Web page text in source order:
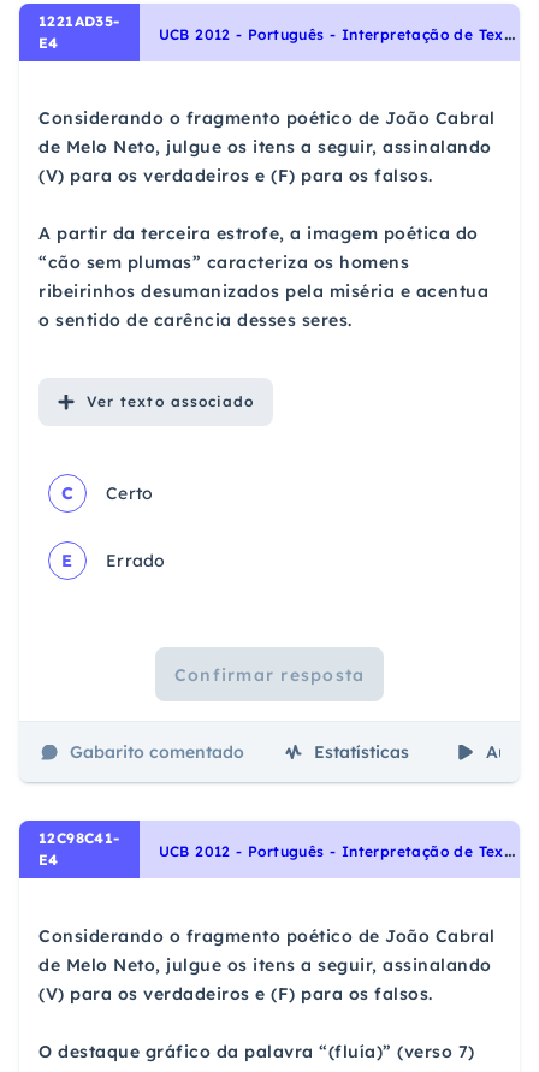
1221AD35-
E4
U
CB 2012 - Português - Interpretação de Textos
Considerando o fragmento poético de João Cabral
de Melo Neto, julgue os itens a seguir, assinalando
(V) para os verdadeiros e (F) para os falsos.
A partir da terceira estrofe, a imagem poética do
“cão sem plumas” caracteriza os homens
ribeirinhos desumanizados pela miséria e acentua
o sentido de carência desses seres.
Ver texto associado
C Certo
E Errado
Confirmar resposta
Gabarito comentado Estatísticas Aulas
12C98C41-
E4
U
CB 2012 - Português - Interpretação de Textos, Parênteses, Pontuação
Considerando o fragmento poético de João Cabral
de Melo Neto, julgue os itens a seguir, assinalando
(V) para os verdadeiros e (F) para os falsos.
O destaque gráfico da palavra “(fluía)” (verso 7)